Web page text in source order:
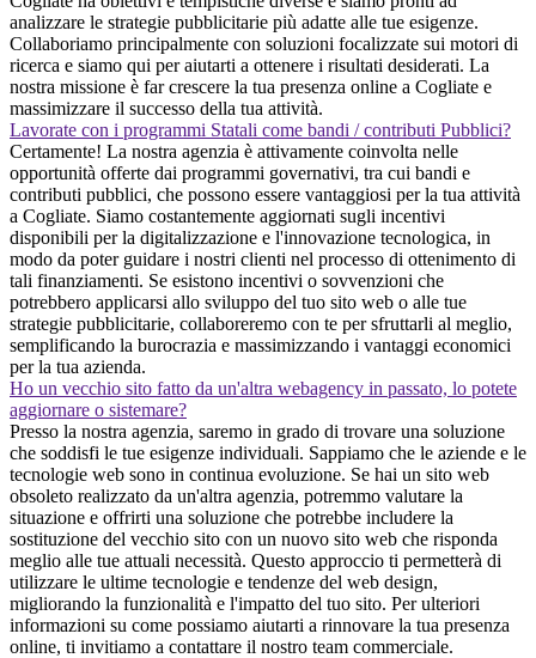
analizzare le strategie pubblicitarie più adatte alle tue esigenze.
Collaboriamo principalmente con soluzioni focalizzate sui motori di
ricerca e siamo qui per aiutarti a ottenere i risultati desiderati. La
nostra missione è far crescere la tua presenza online a Cogliate e
massimizzare il successo della tua attività.
Lavorate con i programmi Statali come bandi / contributi Pubblici?
Certamente! La nostra agenzia è attivamente coinvolta nelle
opportunità offerte dai programmi governativi, tra cui bandi e
contributi pubblici, che possono essere vantaggiosi per la tua attività
a Cogliate. Siamo costantemente aggiornati sugli incentivi
disponibili per la digitalizzazione e l'innovazione tecnologica, in
modo da poter guidare i nostri clienti nel processo di ottenimento di
tali finanziamenti. Se esistono incentivi o sovvenzioni che
potrebbero applicarsi allo sviluppo del tuo sito web o alle tue
strategie pubblicitarie, collaboreremo con te per sfruttarli al meglio,
semplificando la burocrazia e massimizzando i vantaggi economici
per la tua azienda.
Ho un vecchio sito fatto da un'altra webagency in passato, lo potete
aggiornare o sistemare?
Presso la nostra agenzia, saremo in grado di trovare una soluzione
che soddisfi le tue esigenze individuali. Sappiamo che le aziende e le
tecnologie web sono in continua evoluzione. Se hai un sito web
obsoleto realizzato da un'altra agenzia, potremmo valutare la
situazione e offrirti una soluzione che potrebbe includere la
sostituzione del vecchio sito con un nuovo sito web che risponda
meglio alle tue attuali necessità. Questo approccio ti permetterà di
utilizzare le ultime tecnologie e tendenze del web design,
migliorando la funzionalità e l'impatto del tuo sito. Per ulteriori
informazioni su come possiamo aiutarti a rinnovare la tua presenza
online, ti invitiamo a contattare il nostro team commerciale.